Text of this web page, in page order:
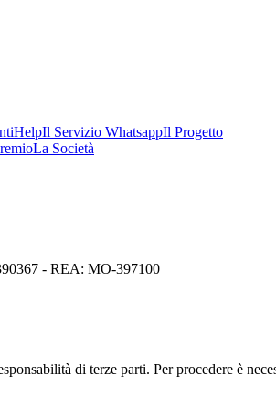
HelpIl Servizio WhatsappIl Progetto
La Società
- REA: MO-397100
di terze parti. Per procedere è